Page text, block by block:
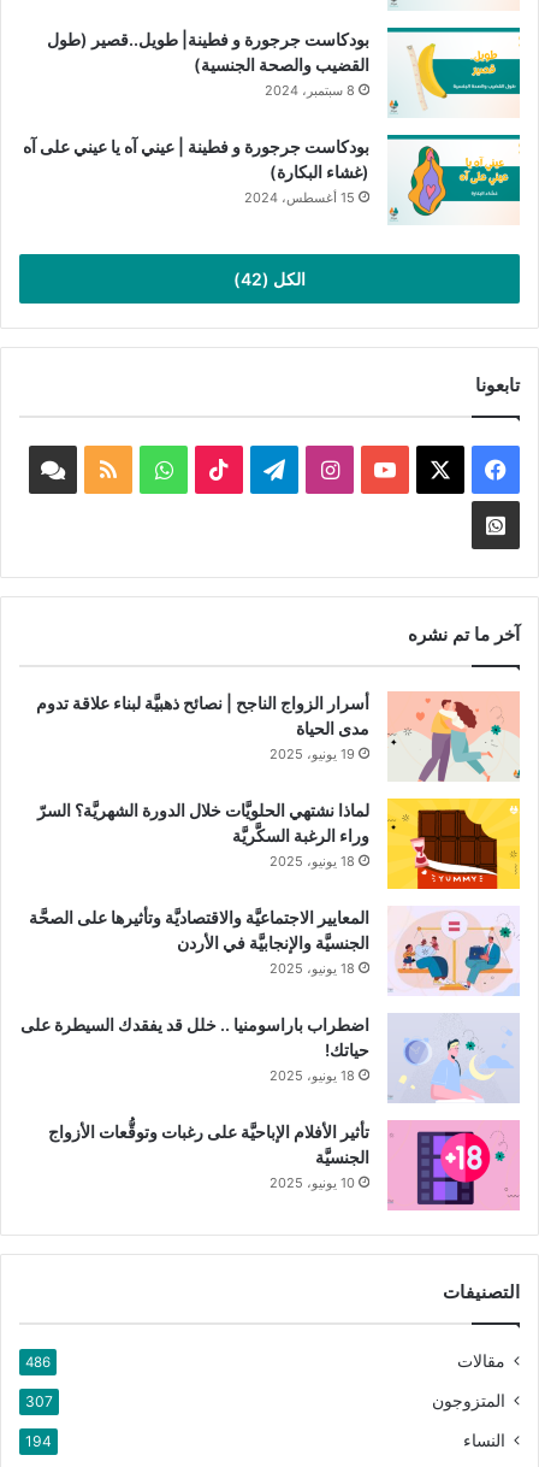
بودكاست جرجورة و فطينة| طويل..قصير (طول
القضيب والصحة الجنسية)
8 سبتمبر، 2024
بودكاست جرجورة و فطينة | عيني آه يا عيني على آه
(غشاء البكارة)
15 أغسطس، 2024
الكل (42)
تابعونا
فيسبوك ‫YouTubeانستقرامتيلقرام ‫TikTokواتسابملخص
Whatsapp
Channel
آخر ما تم نشره
أسرار الزواج الناجح | نصائح ذهبيَّة لبناء علاقة تدوم
مدى الحياة
19 يونيو، 2025
لماذا نشتهي الحلويَّات خلال الدورة الشهريَّة؟ السرّ
وراء الرغبة السكَّريَّة
18 يونيو، 2025
المعايير الاجتماعيَّة والاقتصاديَّة وتأثيرها على الصحَّة
الجنسيَّة والإنجابيَّة في الأردن
18 يونيو، 2025
اضطراب باراسومنيا .. خلل قد يفقدك السيطرة على
حياتك!
18 يونيو، 2025
تأثير الأفلام الإباحيَّة على رغبات وتوقُّعات الأزواج
الجنسيَّة
10 يونيو، 2025
التصنيفات
مقالات 486
المتزوجون 307
النساء 194